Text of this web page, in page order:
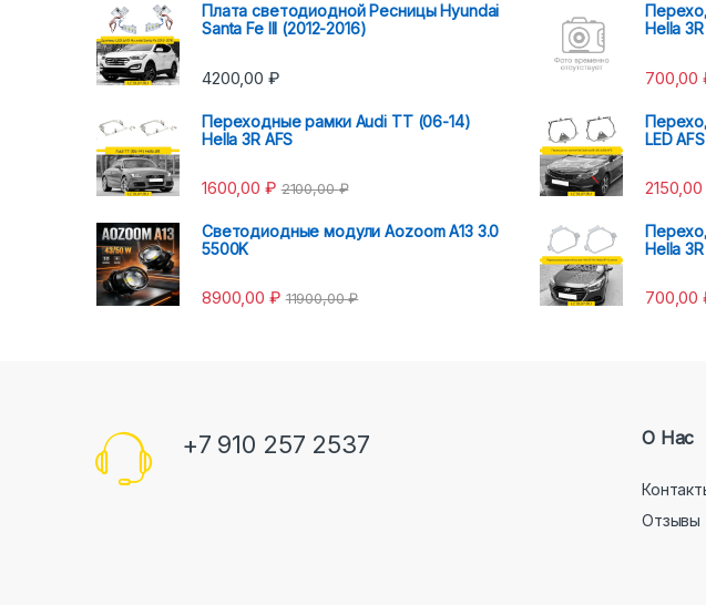
Плата светодиодной Ресницы Hyundai
Santa Fe III (2012-2016)
4200,00 ₽
Переходные рамки Audi TT (06-14)
Hella 3R AFS
1600,00 ₽ 2100,00₽
Светодиодные модули Aozoom A13 3.0
5500K
8900,00 ₽ 11900,00₽
Hella
700,00
LED AFS
2150,00
Hella
700,00
+7 910 257 2537 О Нас
Отзывы